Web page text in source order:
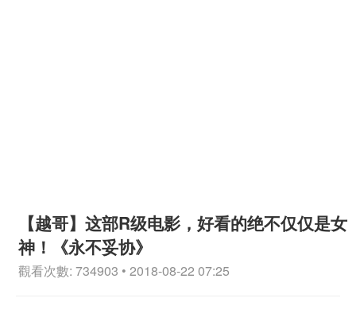
【越哥】这部R级电影，好看的绝不仅仅是女
神！《永不妥协》
觀看次數: 734903 • 2018-08-22 07:25